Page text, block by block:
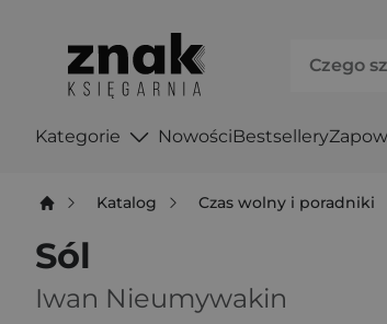
Kategorie NowościBestsellery
Katalog Czas wolny i poradniki
Sól
Iwan Nieumywakin